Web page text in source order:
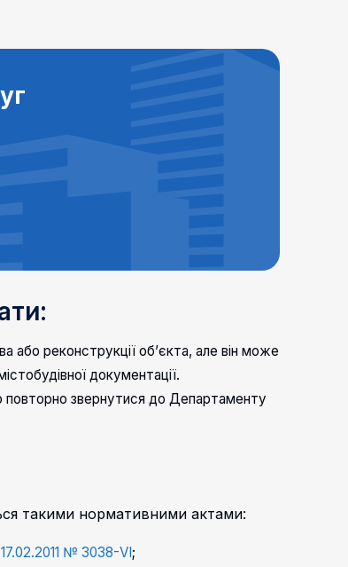
або реконструкції об’єкта, але він може
документації.
повторно звернутися до Департаменту
такими нормативними актами:
№ 3038-VI ;